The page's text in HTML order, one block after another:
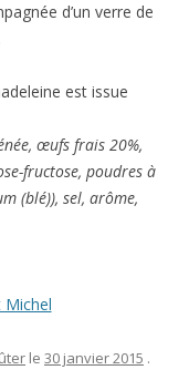
d’un verre de
est issue
œufs frais 20%,
fructose, poudres à
(blé)), sel, arôme,
Michel
le 30 janvier 2015 .